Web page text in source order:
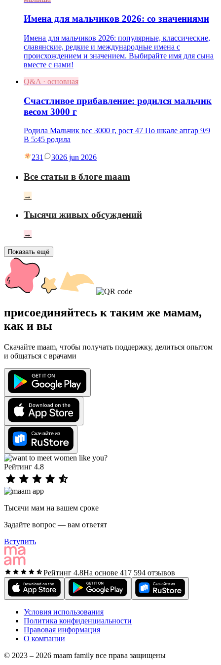
Имена для мальчиков 2026: со значениями
Имена для мальчиков 2026: популярные, классические,
славянские, редкие и международные имена с
происхождением и значением. Выбирайте имя для сына
вместе с нами!
Q&A · основная
Счастливое прибавление: родился мальчик
весом 3000 г
Родила Мальчик вес 3000 г, рост 47 По шкале апгар 9/9
В 5:45 родила
231 3026 jun 2026
Все статьи в блоге maam
→
Тысячи живых обсуждений
→
Показать ещё
присоединяйтесь к таким же мамам,
как и вы
Скачайте maam, чтобы получать поддержку, делиться опытом
и общаться с врачами
Рейтинг 4.8
Тысячи мам на вашем сроке
Задайте вопрос — вам ответят
Вступить
Рейтинг 4.8На основе 417 594 отзывов
Условия использования
Политика конфиденциальности
Правовая информация
О компании
© 2023 – 2026 maam family все права защищены